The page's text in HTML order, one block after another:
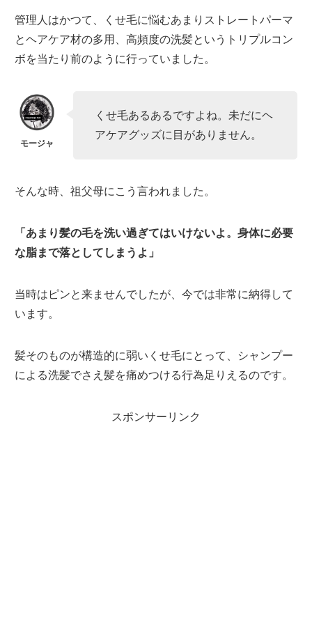
管理人はかつて、くせ毛に悩むあまりストレートパーマ
とヘアケア材の多用、高頻度の洗髪というトリプルコン
ボを当たり前のように行っていました。
くせ毛あるあるですよね。未だにヘ
アケアグッズに目がありません。
そんな時、祖父母にこう言われました。
「あまり髪の毛を洗い過ぎてはいけないよ。身体に必要
な脂まで落としてしまうよ」
当時はピンと来ませんでしたが、今では非常に納得して
います。
髪そのものが構造的に弱いくせ毛にとって、シャンプー
による洗髪でさえ髪を痛めつける行為足りえるのです。
スポンサーリンク